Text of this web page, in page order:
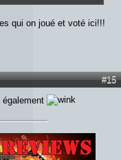
qui on joué et voté ici!!!
#15
également